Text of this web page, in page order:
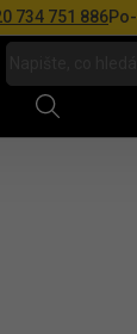
734 751 886